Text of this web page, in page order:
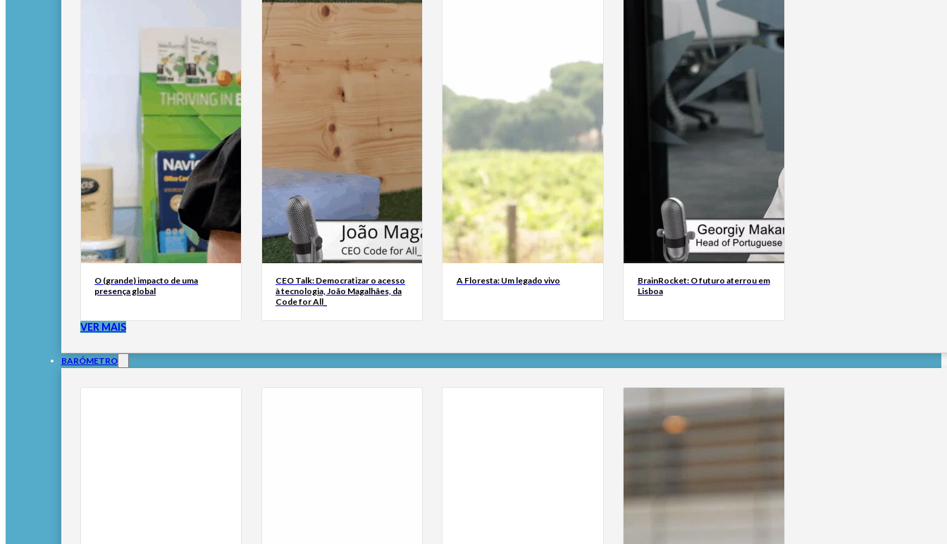
O (grande) impacto de uma
presença global
CEO Talk: Democratizar o acesso
à tecnologia, João Magalhães, da
Code for All_
A Floresta: Um legado vivo
BrainRocket: O futuro aterrou em
Lisboa
VER MAIS
BARÓMETRO